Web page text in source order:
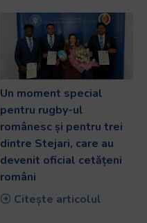
Un moment special
pentru rugby-ul
românesc și pentru trei
dintre Stejari, care au
devenit oficial cetățeni
români
Citește articolul